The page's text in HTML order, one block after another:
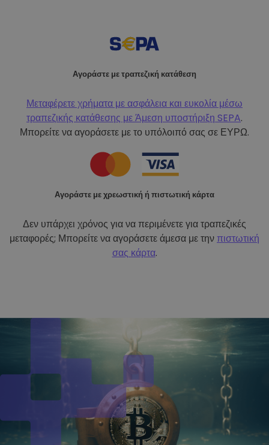
Αγοράστε με τραπεζική κατάθεση
Μεταφέρετε χρήματα με ασφάλεια και ευκολία μέσω
τραπεζικής κατάθεσης μεΆμεση υποστήριξη SEPA.
Μπορείτε να αγοράσετε με το υπόλοιπό σας σε ΕΥΡΩ.
Αγοράστε με χρεωστική ή πιστωτική κάρτα
Δεν υπάρχει χρόνος για να περιμένετε για τραπεζικές
μεταφορές; Μπορείτε να αγοράσετε άμεσα με τηνπιστωτική
σας κάρτα.